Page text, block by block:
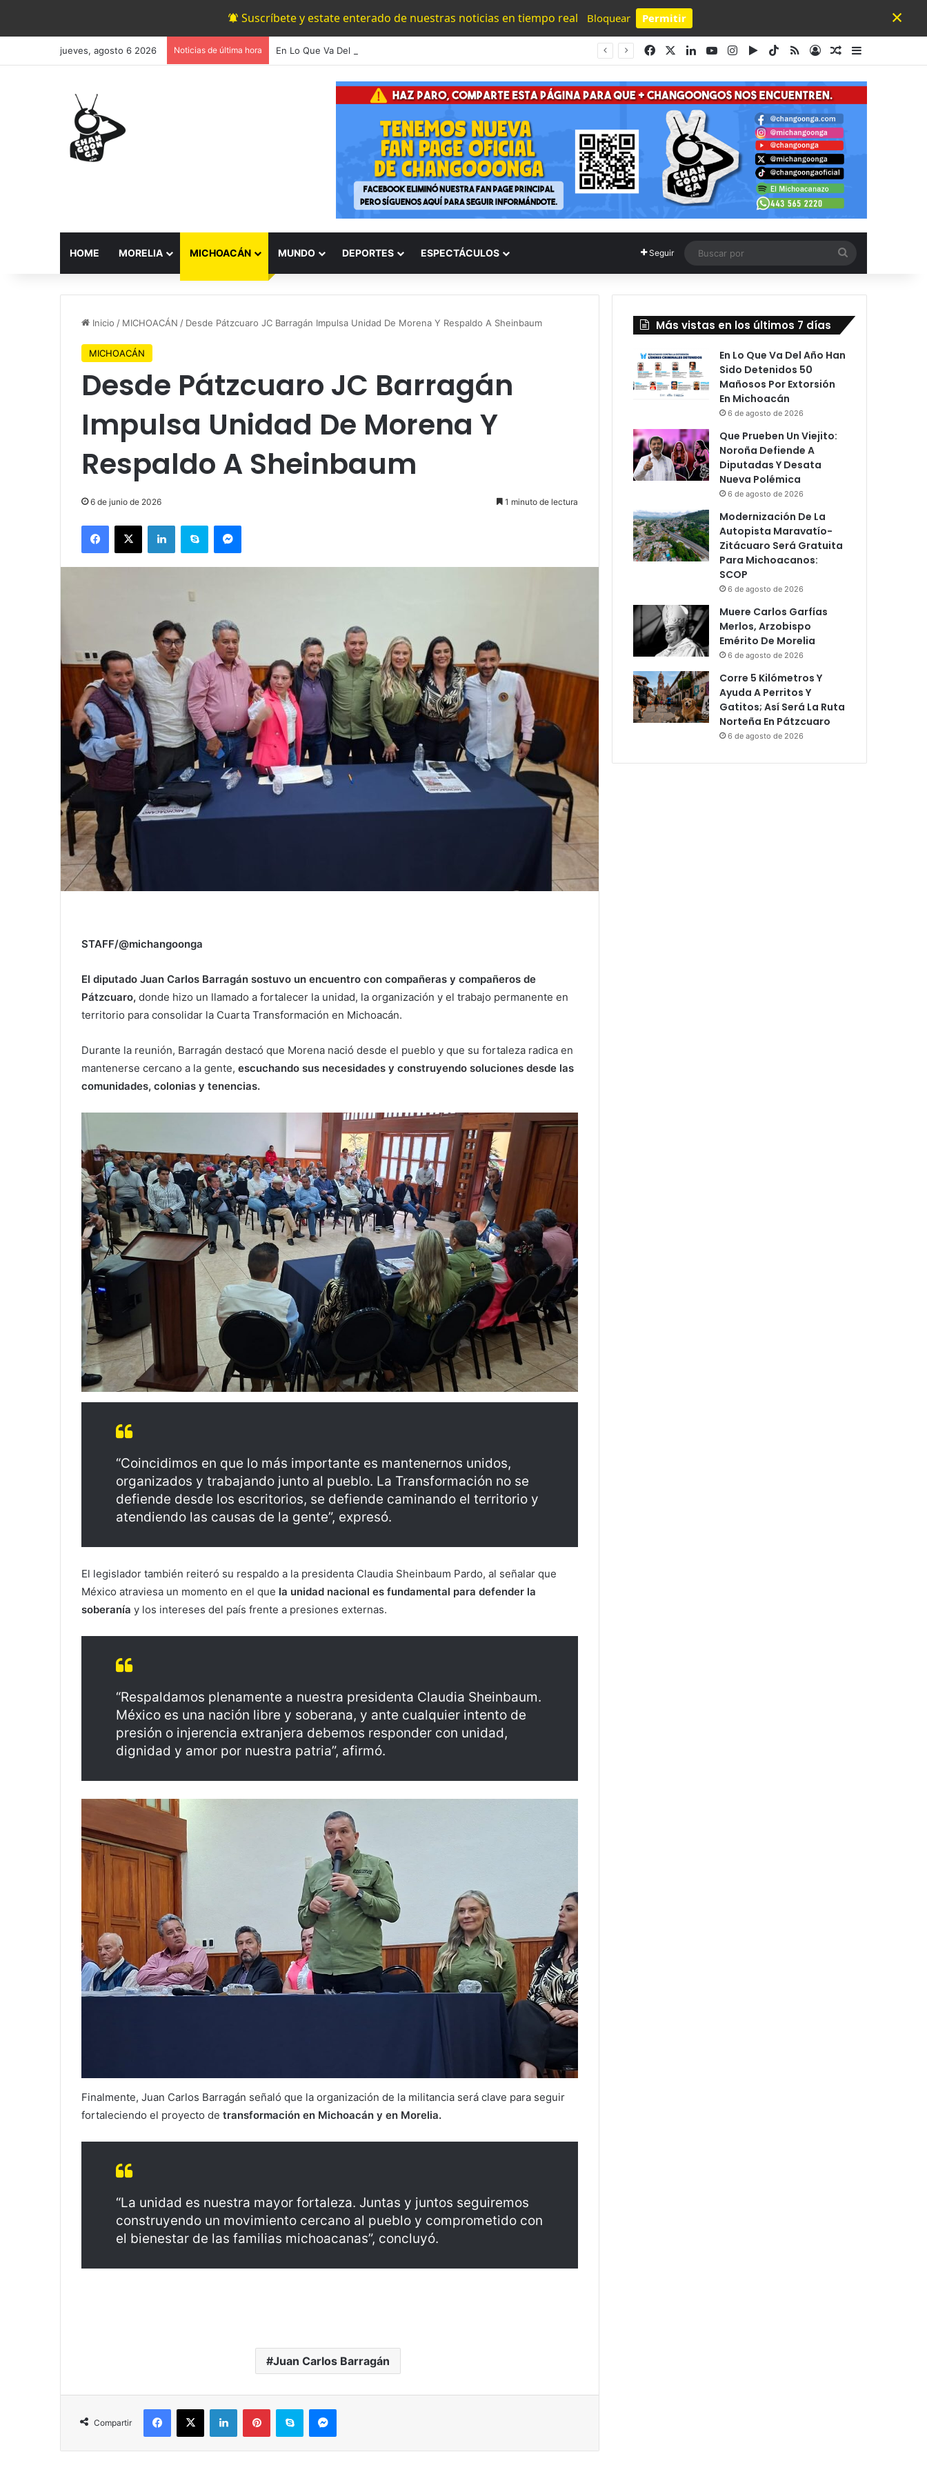
Suscríbete y estate enterado de nuestras noticias en tiempo real Bloquear Permitir
Powered by SendPulse
×
jueves, agosto 6 2026 Noticias de última hora FacebookLinkedInYouTubeInstagram
Google Play
TikTok
RSSAccesoPublicación al
Barra lateral
HOME MORELIA MICHOACÁN MUNDO DEPORTES ESPECTÁCULOS Seguir
por
Inicio / MICHOACÁN / Desde Pátzcuaro JC Barragán Impulsa Unidad De Morena Y Respaldo A Sheinbaum
MICHOACÁN
Desde Pátzcuaro JC Barragán
Impulsa Unidad De Morena Y
Respaldo A Sheinbaum
6 de junio de 2026 1 minuto de lectura
Facebook
X LinkedInSkype Messenger
STAFF/@michangoonga
El diputado Juan Carlos Barragán sostuvo un encuentro con compañeras y compañeros de
Pátzcuaro, donde hizo un llamado a fortalecer la unidad, la organización y el trabajo permanente en
territorio para consolidar la Cuarta Transformación en Michoacán.
Durante la reunión, Barragán destacó que Morena nació desde el pueblo y que su fortaleza radica en
mantenerse cercano a la gente, escuchando sus necesidades y construyendo soluciones desde las
comunidades, colonias y tenencias.
“Coincidimos en que lo más importante es mantenernos unidos,
organizados y trabajando junto al pueblo. La Transformación no se
defiende desde los escritorios, se defiende caminando el territorio y
atendiendo las causas de la gente”, expresó.
El legislador también reiteró su respaldo a la presidenta Claudia Sheinbaum Pardo, al señalar que
México atraviesa un momento en el que la unidad nacional es fundamental para defender la
soberanía y los intereses del país frente a presiones externas.
“Respaldamos plenamente a nuestra presidenta Claudia Sheinbaum.
México es una nación libre y soberana, y ante cualquier intento de
presión o injerencia extranjera debemos responder con unidad,
dignidad y amor por nuestra patria”, afirmó.
Finalmente, Juan Carlos Barragán señaló que la organización de la militancia será clave para seguir
fortaleciendo el proyecto de transformación en Michoacán y en Morelia.
“La unidad es nuestra mayor fortaleza. Juntas y juntos seguiremos
construyendo un movimiento cercano al pueblo y comprometido con
el bienestar de las familias michoacanas”, concluyó.
Juan Carlos Barragán
Compartir
Facebook
X LinkedInPinterestSkype Messenger
Más vistas en los últimos 7 días
En Lo Que Va Del Año Han
Sido Detenidos 50
Mañosos Por Extorsión
En Michoacán
6 de agosto de 2026
Que Prueben Un Viejito:
Noroña Defiende A
Diputadas Y Desata
Nueva Polémica
6 de agosto de 2026
Modernización De La
Autopista Maravatío-
Zitácuaro Será Gratuita
Para Michoacanos:
SCOP
6 de agosto de 2026
Muere Carlos Garfías
Merlos, Arzobispo
Emérito De Morelia
6 de agosto de 2026
Corre 5 Kilómetros Y
Ayuda A Perritos Y
Gatitos; Así Será La Ruta
Norteña En Pátzcuaro
6 de agosto de 2026